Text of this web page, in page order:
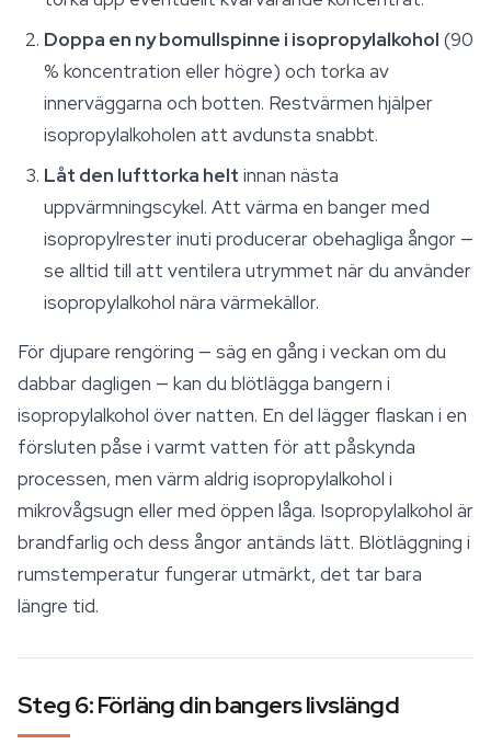
Doppa en ny bomullspinne i isopropylalkohol (90
% koncentration eller högre) och torka av
innerväggarna och botten. Restvärmen hjälper
isopropylalkoholen att avdunsta snabbt.
Låt den lufttorka helt innan nästa
uppvärmningscykel. Att värma en banger med
isopropylrester inuti producerar obehagliga ångor —
se alltid till att ventilera utrymmet när du använder
isopropylalkohol nära värmekällor.
För djupare rengöring — säg en gång i veckan om du
dabbar dagligen — kan du blötlägga bangern i
isopropylalkohol över natten. En del lägger flaskan i en
försluten påse i varmt vatten för att påskynda
processen, men värm aldrig isopropylalkohol i
mikrovågsugn eller med öppen låga. Isopropylalkohol är
brandfarlig och dess ångor antänds lätt. Blötläggning i
rumstemperatur fungerar utmärkt, det tar bara
längre tid.
Steg 6: Förläng din bangers livslängd